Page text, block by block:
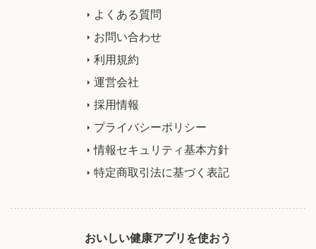
よくある質問
お問い合わせ
利用規約
運営会社
採用情報
プライバシーポリシー
情報セキュリティ基本方針
特定商取引法に基づく表記
おいしい健康アプリを使おう